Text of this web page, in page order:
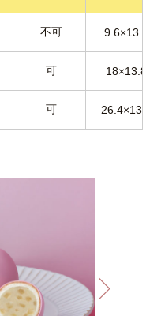
不可
可
可